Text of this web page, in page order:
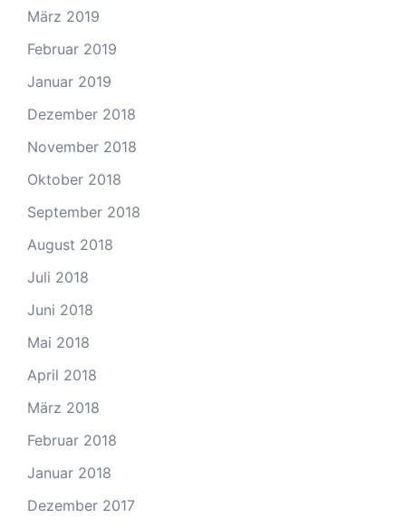
März 2019
Februar 2019
Januar 2019
Dezember 2018
November 2018
Oktober 2018
September 2018
August 2018
Juli 2018
Juni 2018
Mai 2018
April 2018
März 2018
Februar 2018
Januar 2018
Dezember 2017